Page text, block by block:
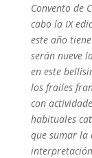
Convento de
cabo la IX
este año
serán nueve
en este
los frailes
con
habituales
que sumar la